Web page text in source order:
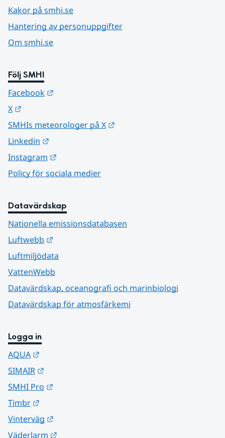
Kakor på smhi.se
Hantering av personuppgifter
Om smhi.se
Följ SMHI
Facebook
X
SMHIs meteorologer på X
Linkedin
Instagram
Policy för sociala medier
Datavärdskap
Nationella emissionsdatabasen
Luftwebb
Luftmiljödata
VattenWebb
Datavärdskap, oceanografi och marinbiologi
Datavärdskap för atmosfärkemi
Logga in
AQUA
SIMAIR
SMHI Pro
Timbr
Vinterväg
Väderlarm